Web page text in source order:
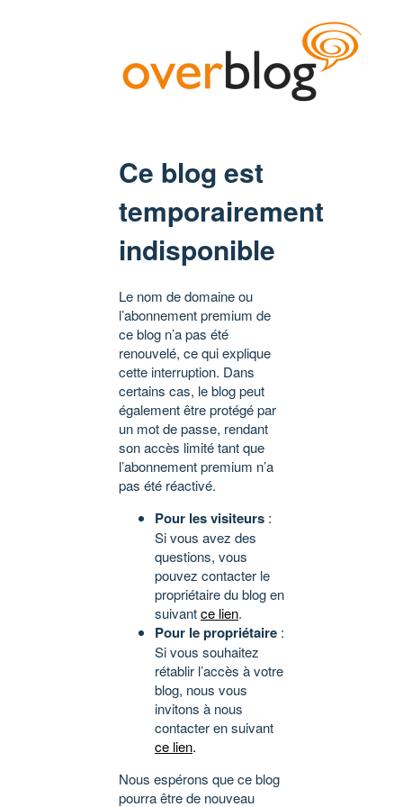
Ce blog est
temporairement
indisponible
Le nom de domaine ou
l’abonnement premium de
ce blog n’a pas été
renouvelé, ce qui explique
cette interruption. Dans
certains cas, le blog peut
également être protégé par
un mot de passe, rendant
son accès limité tant que
l’abonnement premium n’a
pas été réactivé.
Pour les visiteurs :
Si vous avez des
questions, vous
pouvez contacter le
propriétaire du blog en
suivantce lien.
Pour le propriétaire :
Si vous souhaitez
rétablir l’accès à votre
blog, nous vous
invitons à nous
contacter en suivant
ce lien.
Nous espérons que ce blog
pourra être de nouveau